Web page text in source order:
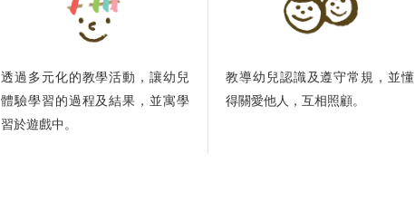
透過多元化的教學活動，讓幼兒
體驗學習的過程及結果，並寓學
習於遊戲中。
教導幼兒認識及遵守常規，並懂
得關愛他人，互相照顧。